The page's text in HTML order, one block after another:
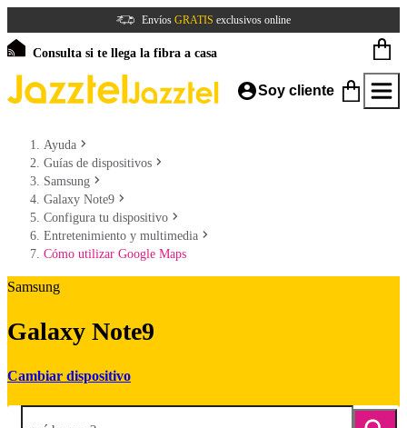
Envíos GRATIS exclusivos online
Consulta si te llega la fibra a casa
Soy cliente
Ayuda
Guías de dispositivos
Samsung
Galaxy Note9
Configura tu dispositivo
Entretenimiento y multimedia
Cómo utilizar Google Maps
Samsung
Galaxy Note9
Cambiar dispositivo